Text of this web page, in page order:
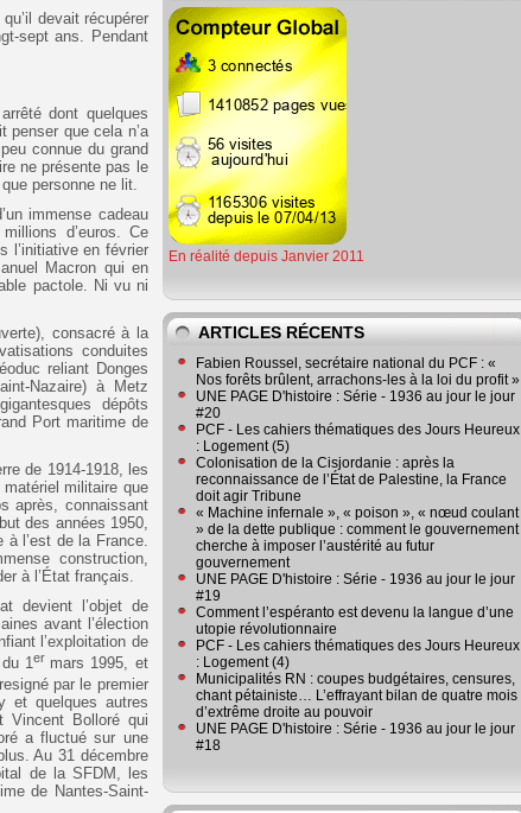
devait récupérer
sept ans. Pendant
dont quelques
penser que cela n’a
connue du grand
ne présente pas le
personne ne lit.
immense cadeau
d’euros. Ce
l’initiative en février
Macron qui en
pactole. Ni vu ni
consacré à la
conduites
reliant Donges
Nazaire) à Metz
dépôts
Port maritime de
de 1914-1918, les
militaire que
après, connaissant
des années 1950,
l’est de la France.
construction,
à l’État français.
devient l’objet de
avant l’élection
l’exploitation de
1er mars 1995, et
par le premier
et quelques autres
Vincent Bolloré qui
a fluctué sur une
Au 31 décembre
de la SFDM, les
de Nantes-Saint-
En réalité depuis Janvier 2011
ARTICLES RÉCENTS
Fabien Roussel, secrétaire national du PCF : «
Nos forêts brûlent, arrachons-les à la loi du profit »
UNE PAGE D'histoire : Série - 1936 au jour le jour
#20
PCF - Les cahiers thématiques des Jours Heureux
: Logement (5)
Colonisation de la Cisjordanie : après la
reconnaissance de l’État de Palestine, la France
doit agir Tribune
« Machine infernale », « poison », « nœud coulant
» de la dette publique : comment le gouvernement
cherche à imposer l’austérité au futur
gouvernement
UNE PAGE D'histoire : Série - 1936 au jour le jour
#19
Comment l’espéranto est devenu la langue d’une
utopie révolutionnaire
PCF - Les cahiers thématiques des Jours Heureux
: Logement (4)
Municipalités RN : coupes budgétaires, censures,
chant pétainiste… L’effrayant bilan de quatre mois
d’extrême droite au pouvoir
UNE PAGE D'histoire : Série - 1936 au jour le jour
#18